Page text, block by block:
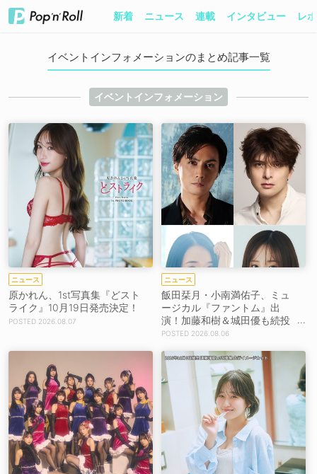
新着 ニュース 連載 インタビュー レ
イベントインフォメーションのまとめ記事一覧
イベントインフォメーション
ニュース
原かれん、1st写真集『どスト
ライク』10月19日発売決定！
2026.08.07
ニュース
飯田栞月・小南満佑子、ミュ
ージカル『ファントム』出
演！加藤和樹＆城田優も続投
【コメントあり】
2026.08.06